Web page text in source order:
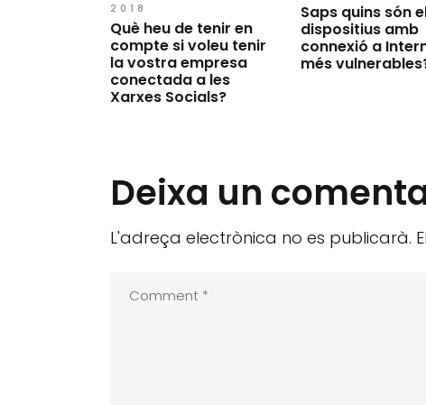
2018
Què heu de tenir en
compte si voleu tenir
la vostra empresa
conectada a les
Xarxes Socials?
Saps quins són
dispositius amb
connexió a
més
Deixa un
L'adreça electrònica no es publicarà.